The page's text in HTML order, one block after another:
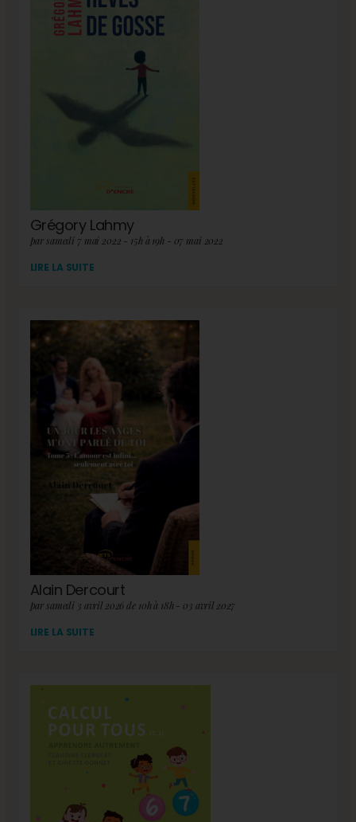
Grégory Lahmy
par samedi 7 mai 2022 - 15h à 19h - 07 mai 2022
LIRE LA SUITE
Alain Dercourt
par samedi 3 avril 2026 de 10h à 18h - 03 avril 2027
LIRE LA SUITE